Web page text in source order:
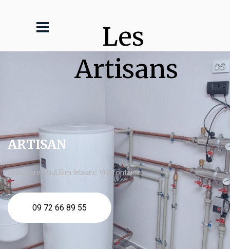
Les
Artisans
ARTISAN
chaudière fioul Elm leblanc Villefontaine
09 72 66 89 55